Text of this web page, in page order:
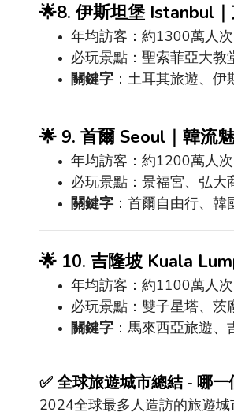
🌟8. 伊斯坦堡 Istanbul
年均訪客：約1300萬人次
必玩景點：聖索菲亞大教
關鍵字 ：土耳其旅遊、
🌟 9. 首爾 Seoul ｜韓流
年均訪客：約1200萬人次
必玩景點：景福宮、弘大
關鍵字 ：首爾自由行、
🌟 10. 吉隆坡Kuala
年均訪客：約1100萬人次
必玩景點：雙子星塔、茨
關鍵字 ：馬來西亞旅遊
✅全球旅遊城市總結 - 哪一
2024全球最多人造訪的旅遊